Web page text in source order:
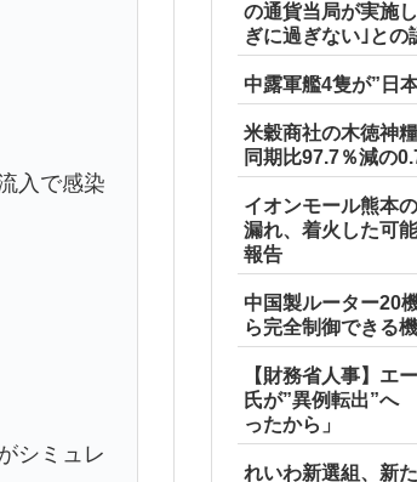
入で感染
シミュレ
の通貨当局が実施
ぎに過ぎない｣との
中露軍艦4隻が”日
米穀商社の木徳神
同期比97.7％減の
イオンモール熊本
漏れ、着火した可
報告
中国製ルーター20
ら完全制御できる
【財務省人事】エ
氏が”異例転出”へ
ったから」
れいわ新選組、新